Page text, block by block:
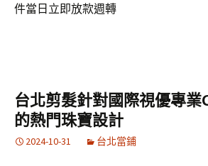
件當日立即放款週轉
台北剪髮針對國際視優專
的熱門珠寶設計
2024-10-31 台北當鋪